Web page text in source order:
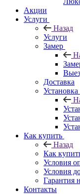
Акции
Услуги
Назад
Услуги
Замер
Доставка
Установка
Как купить
Назад
Как
Условия
Условия
Гарантия
Контакты